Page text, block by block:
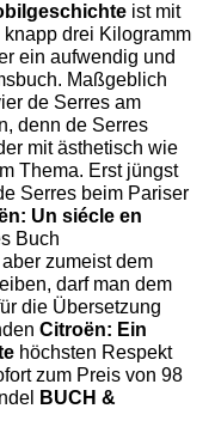
ist mit
drei Kilogramm
ein aufwendig und
Maßgeblich
de Serres am
denn de Serres
mit ästhetisch wie
Thema. Erst jüngst
Serres beim Pariser
Un siécle en
Buch
zumeist dem
darf man dem
die Übersetzung
Citroën: Ein
höchsten Respekt
zum Preis von 98
BUCH &